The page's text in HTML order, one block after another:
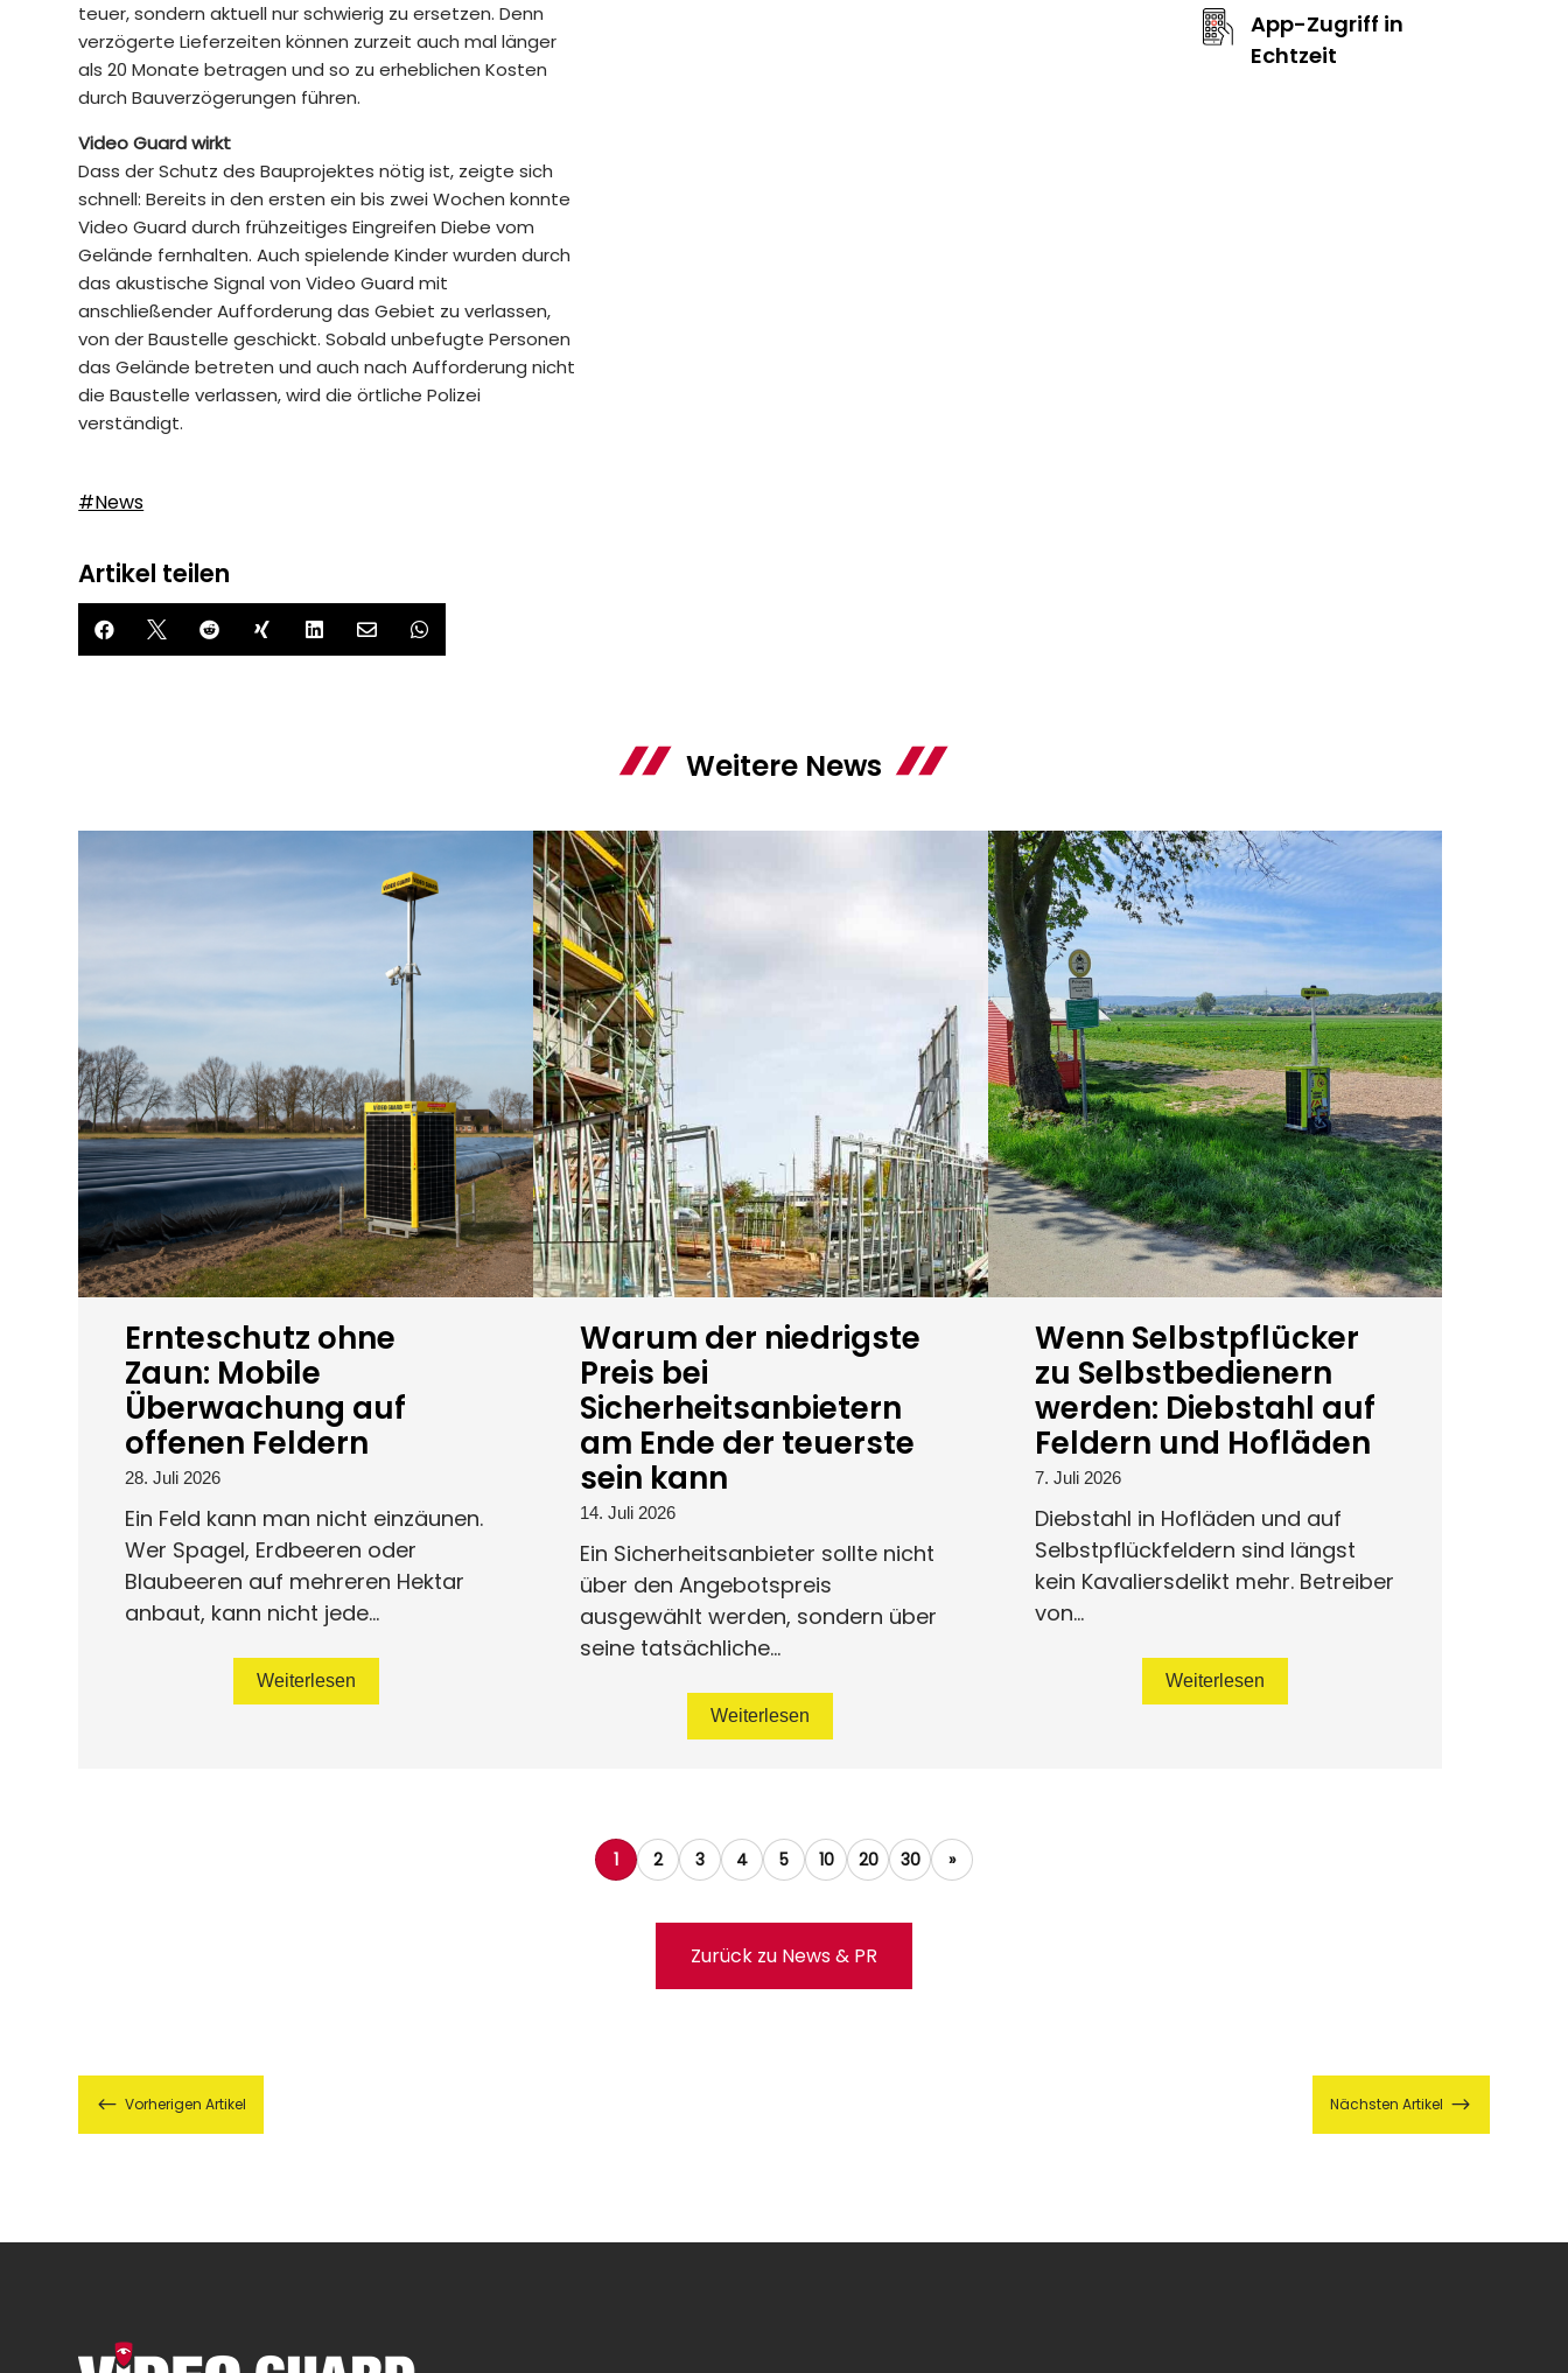
teuer, sondern aktuell nur schwierig zu ersetzen. Denn
verzögerte Lieferzeiten können zurzeit auch mal länger
als 20 Monate betragen und so zu erheblichen Kosten
durch Bauverzögerungen führen.
Video Guard wirkt
Dass der Schutz des Bauprojektes nötig ist, zeigte sich
schnell: Bereits in den ersten ein bis zwei Wochen konnte
Video Guard durch frühzeitiges Eingreifen Diebe vom
Gelände fernhalten. Auch spielende Kinder wurden durch
das akustische Signal von Video Guard mit
anschließender Aufforderung das Gebiet zu verlassen,
von der Baustelle geschickt. Sobald unbefugte Personen
das Gelände betreten und auch nach Aufforderung nicht
die Baustelle verlassen, wird die örtliche Polizei
verständigt.
#News
Artikel teilen
      
App-Zugriff in
Echtzeit
Weitere News
Ernteschutz ohne
Zaun: Mobile
Überwachung auf
offenen Feldern
28. Juli 2026
Ein Feld kann man nicht einzäunen.
Wer Spagel, Erdbeeren oder
Blaubeeren auf mehreren Hektar
anbaut, kann nicht jede...
Weiterlesen
Warum der niedrigste
Preis bei
Sicherheitsanbietern
am Ende der teuerste
sein kann
14. Juli 2026
Ein Sicherheitsanbieter sollte nicht
über den Angebotspreis
ausgewählt werden, sondern über
seine tatsächliche...
Weiterlesen
Wenn Selbstpflücker
zu Selbstbedienern
werden: Diebstahl auf
Feldern und Hofläden
7. Juli 2026
Diebstahl in Hofläden und auf
Selbstpflückfeldern sind längst
kein Kavaliersdelikt mehr. Betreiber
von...
Weiterlesen
1 2 3 4 5 10 20 30 »
Zurück zu News & PR
# Vorherigen Artikel Nächsten Artikel $